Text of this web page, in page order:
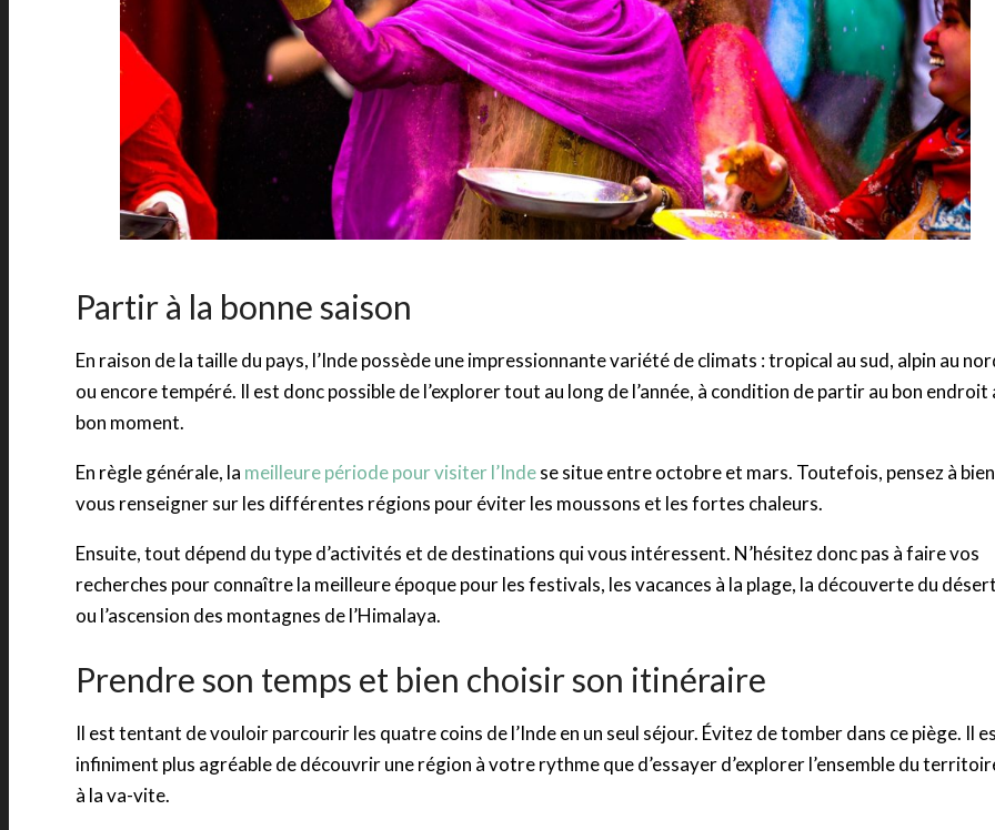
Partir à la bonne saison
En raison de la taille du pays, l’Inde possède une impressionnante variété de climats : tropical au sud, alpin au
ou encore tempéré. Il est donc possible de l’explorer tout au long de l’année, à condition de partir au bon endroit
bon moment.
En règle générale, la meilleure période pour visiter l’Indese situe entre octobre et mars. Toutefois, pensez à bien
vous renseigner sur les différentes régions pour éviter les moussons et les fortes chaleurs.
Ensuite, tout dépend du type d’activités et de destinations qui vous intéressent. N’hésitez donc pas à faire vos
recherches pour connaître la meilleure époque pour les festivals, les vacances à la plage, la découverte du désert
ou l’ascension des montagnes de l’Himalaya.
Prendre son temps et bien choisir son itinéraire
Il est tentant de vouloir parcourir les quatre coins de l’Inde en un seul séjour. Évitez de tomber dans ce piège. Il
infiniment plus agréable de découvrir une région à votre rythme que d’essayer d’explorer l’ensemble du
à la va-vite.